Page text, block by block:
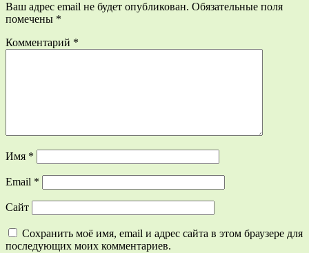
Ваш адрес email не будет опубликован. Обязательные поля
помечены *
Комментарий *
Имя *
Email *
Сайт
Сохранить моё имя, email и адрес сайта в этом браузере для
последующих моих комментариев.